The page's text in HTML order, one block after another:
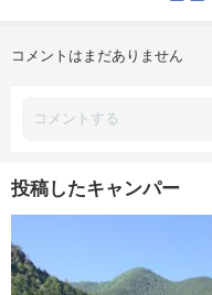
コメントはまだありません
投稿したキャンパー